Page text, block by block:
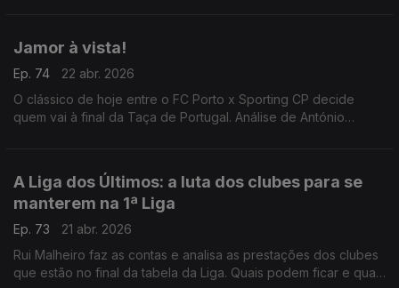
Jamor à vista!
Ep. 74
22 abr. 2026
O clássico de hoje entre o FC Porto x Sporting CP decide
quem vai à final da Taça de Portugal. Análise de António
A Liga dos Últimos: a luta dos clubes para se
manterem na 1ª Liga
Ep. 73
21 abr. 2026
Rui Malheiro faz as contas e analisa as prestações dos clubes
que estão no final da tabela da Liga. Quais podem ficar e quais